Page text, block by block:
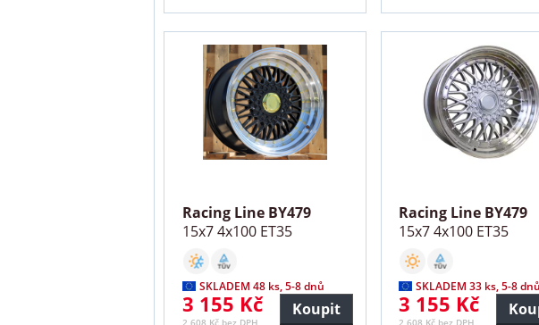
Racing Line BY479
15x7 4x100 ET35
SKLADEM 48 ks, 5-8 dnů
3 155 Kč
2 608 Kč bez DPH
Koupit
Racing Line BY479
15x7 4x100 ET35
SKLADEM 33 ks, 5-8 dnů
3 155 Kč
2 608 Kč bez DPH